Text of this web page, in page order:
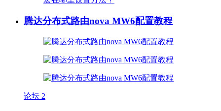
腾达分布式路由nova MW6配置教程
论坛 2